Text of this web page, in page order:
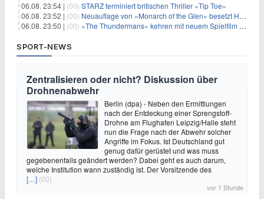
06.08. 23:54 | (00) STARZ terminiert britischen Thriller «Tip Toe»
06.08. 23:52 | (00) Neuauflage von «Monarch of the Glen» besetzt Hauptrollen
06.08. 23:50 | (00) «The Thundermans» kehren mit neuem Spielfilm zurück
SPORT-NEWS
Zentralisieren oder nicht? Diskussion über
Drohnenabwehr
Berlin (dpa) - Neben den Ermittlungen
nach der Entdeckung einer Sprengstoff-
Drohne am Flughafen Leipzig/Halle steht
nun die Frage nach der Abwehr solcher
Angriffe im Fokus. Ist Deutschland gut
genug dafür gerüstet und was muss
gegebenenfalls geändert werden? Dabei geht es auch darum,
welche Institution wann zuständig ist. Der Vorsitzende des
[…] (00)
vor 1 Stunde